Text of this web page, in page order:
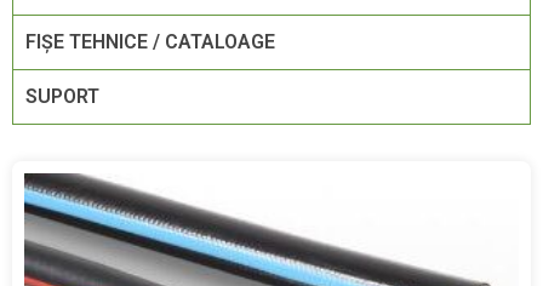
FIŞE TEHNICE / CATALOAGE
SUPORT